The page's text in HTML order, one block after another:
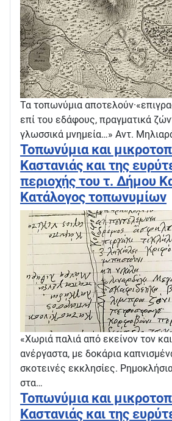
Τα τοπωνύμια
επί του εδάφους, πραγματικά
γλωσσικά μνημεία…» Αντ.
Τοπωνύμια και
Καστανιάς και της
περιοχής του τ. Δήμου
Κατάλογος τοπωνυμίων
«Χωριά παλιά από εκείνον τον
ανέργαστα, με δοκάρια
σκοτεινές εκκλησίες.
στα…
Τοπωνύμια και
Καστανιάς και της